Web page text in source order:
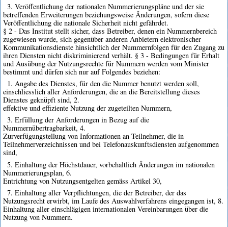
3. Veröffentlichung der nationalen Nummerierungspläne und der sie
betreffenden Erweiterungen beziehungsweise Änderungen, sofern diese
Veröffentlichung die nationale Sicherheit nicht gefährdet.
§ 2 - Das Institut stellt sicher, dass Betreiber, denen ein Nummernbereich
zugewiesen wurde, sich gegenüber anderen Anbietern elektronischer
Kommunikationsdienste hinsichtlich der Nummernfolgen für den Zugang zu
ihren Diensten nicht diskriminierend verhält. § 3 - Bedingungen für Erhalt
und Ausübung der Nutzungsrechte für Nummern werden vom Minister
bestimmt und dürfen sich nur auf Folgendes beziehen:
1. Angabe des Dienstes, für den die Nummer benutzt werden soll,
einschliesslich aller Anforderungen, die an die Bereitstellung dieses
Dienstes geknüpft sind, 2.
effektive und effiziente Nutzung der zugeteilten Nummern,
3. Erfüllung der Anforderungen in Bezug auf die
Nummernübertragbarkeit, 4.
Zurverfügungstellung von Informationen an Teilnehmer, die in
Teilnehmerverzeichnissen und bei Telefonauskunftsdiensten aufgenommen
sind,
5. Einhaltung der Höchstdauer, vorbehaltlich Änderungen im nationalen
Nummerierungsplan, 6.
Entrichtung von Nutzungsentgelten gemäss Artikel 30,
7. Einhaltung aller Verpflichtungen, die der Betreiber, der das
Nutzungsrecht erwirbt, im Laufe des Auswahlverfahrens eingegangen ist, 8.
Einhaltung aller einschlägigen internationalen Vereinbarungen über die
Nutzung von Nummern.